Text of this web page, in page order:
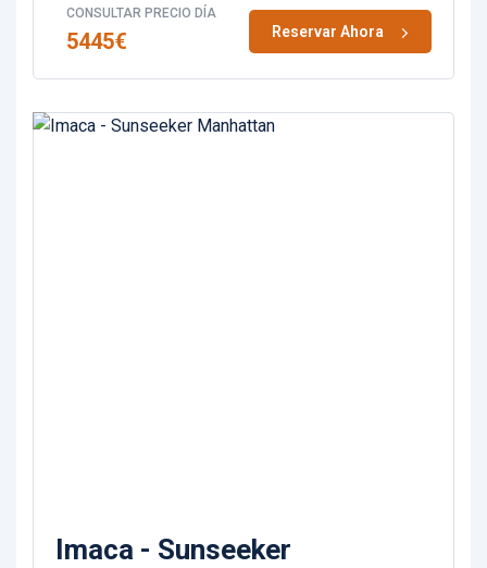
CONSULTAR PRECIO DÍA
5445€ Reservar Ahora
Imaca - Sunseeker